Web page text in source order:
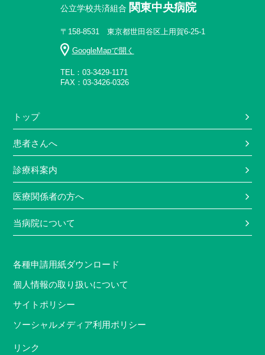
公立学校共済組合 関東中央病院
〒158-8531 東京都世田谷区上用賀6-25-1
GoogleMapで開く
TEL：03-3429-1171
FAX：03-3426-0326
トップ
患者さんへ
診療科案内
医療関係者の方へ
当病院について
各種申請用紙ダウンロード
個人情報の取り扱いについて
サイトポリシー
ソーシャルメディア利用ポリシー
リンク